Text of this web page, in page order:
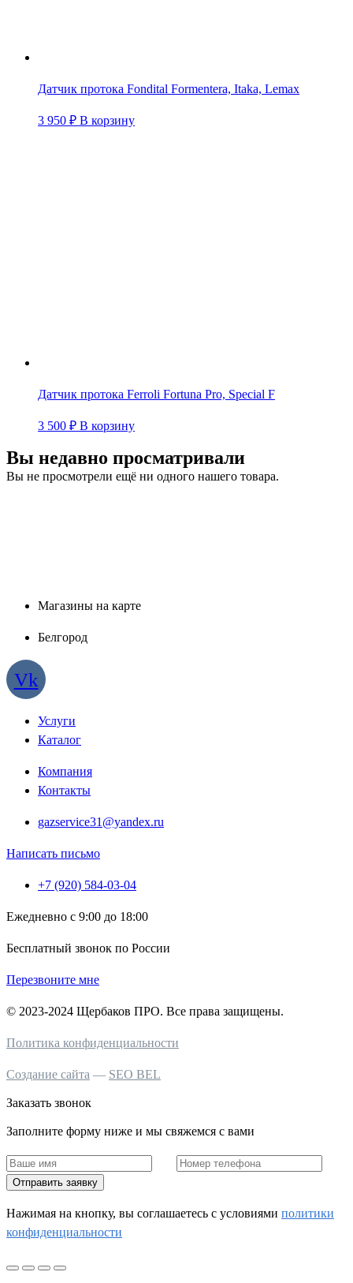
Датчик протока Fondital Formentera, Itaka, Lemax
3 950 ₽ В корзину
Датчик протока Ferroli Fortuna Pro, Special F
3 500 ₽ В корзину
Вы недавно просматривали
Вы не просмотрели ещё ни одного нашего товара.
Магазины на карте
Белгород
Vk
Услуги
Каталог
Компания
Контакты
gazservice31@yandex.ru
Написать письмо
+7 (920) 584-03-04
Ежедневно с 9:00 до 18:00
Бесплатный звонок по России
Перезвоните мне
© 2023-2024 Щербаков ПРО. Все права защищены.
Политика конфиденциальности
Создание сайта — SEO BEL
Заказать звонок
Заполните форму ниже и мы свяжемся с вами
Отправить заявку
Нажимая на кнопку, вы соглашаетесь c условиями политики
конфиденциальности